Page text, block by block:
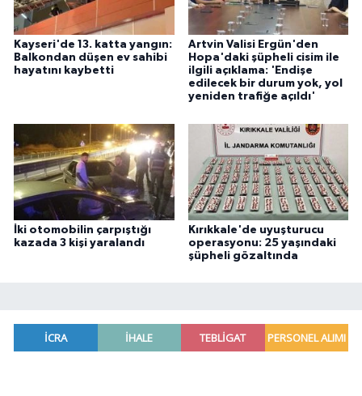
Kayseri'de 13. katta yangın:
Balkondan düşen ev sahibi
hayatını kaybetti
Artvin Valisi Ergün'den
Hopa'daki şüpheli cisim ile
ilgili açıklama: 'Endişe
edilecek bir durum yok, yol
yeniden trafiğe açıldı'
İki otomobilin çarpıştığı
kazada 3 kişi yaralandı
Kırıkkale'de uyuşturucu
operasyonu: 25 yaşındaki
şüpheli gözaltında